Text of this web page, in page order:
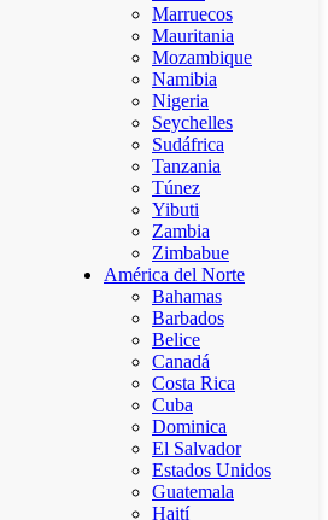
Marruecos
Mauritania
Mozambique
Namibia
Nigeria
Seychelles
Sudáfrica
Tanzania
Túnez
Yibuti
Zambia
Zimbabue
América del Norte
Bahamas
Barbados
Belice
Canadá
Costa Rica
Cuba
Dominica
El Salvador
Estados Unidos
Guatemala
Haití